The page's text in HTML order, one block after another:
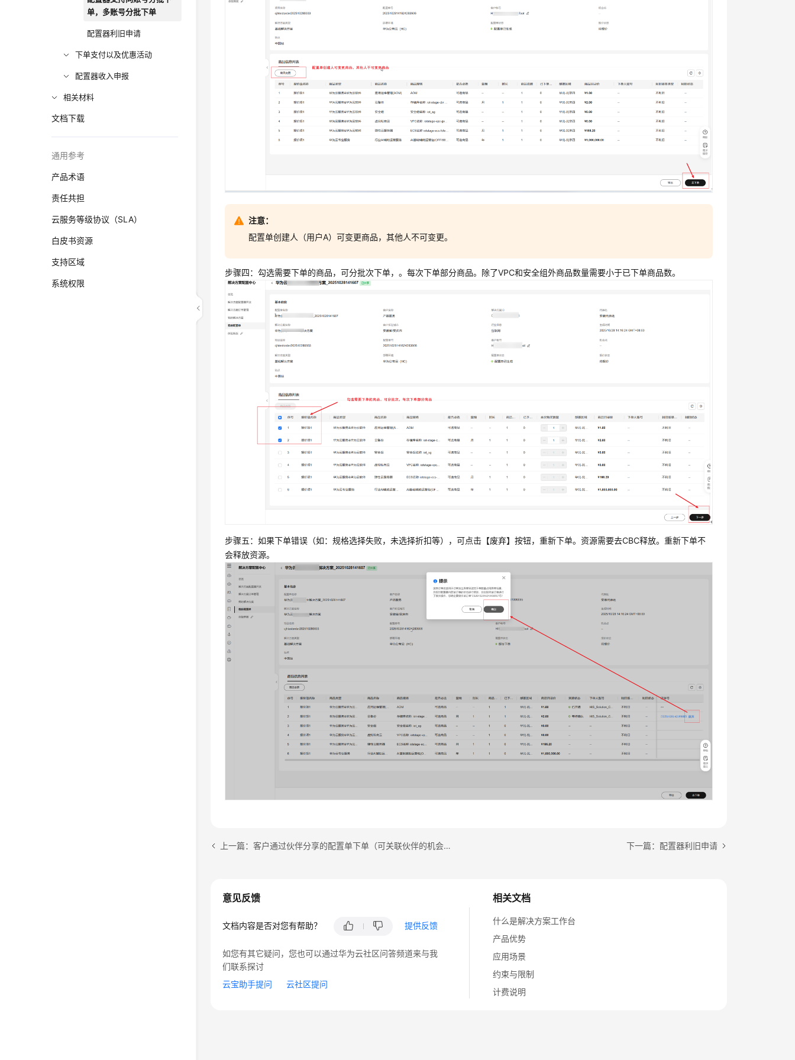
单，多账号分批下单
配置器利旧申请
下单支付以及优惠活动
配置器收入申报
相关材料
文档下载
通用参考
产品术语
责任共担
云服务等级协议（SLA）
白皮书资源
支持区域
系统权限
注意：
配置单创建人（用户A）可变更商品，其他人不可变更。
步骤四：勾选需要下单的商品，可分批次下单，。每次下单部分商品。除了VPC和安全组外商品数量需要小于已下单商品数。
步骤五：如果下单错误（如：规格选择失败，未选择折扣等），可点击【废弃】按钮，重新下单。资源需要去CBC释放。重新下单不
会释放资源。
上一篇：客户通过伙伴分享的配置单下单（可关联伙伴的机会点） 下一篇：配置器利旧申请
相关文档
什么是解决方案工作台
产品优势
应用场景
约束与限制
计费说明
意见反馈
文档内容是否对您有帮助？ 提供反馈
如您有其它疑问，您也可以通过华为云社区问答频道来与我
们联系探讨
云宝助手提问
云社区提问